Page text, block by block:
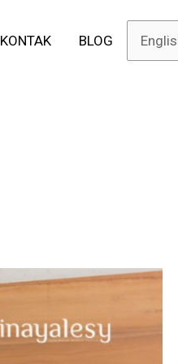
KONTAK BLOG